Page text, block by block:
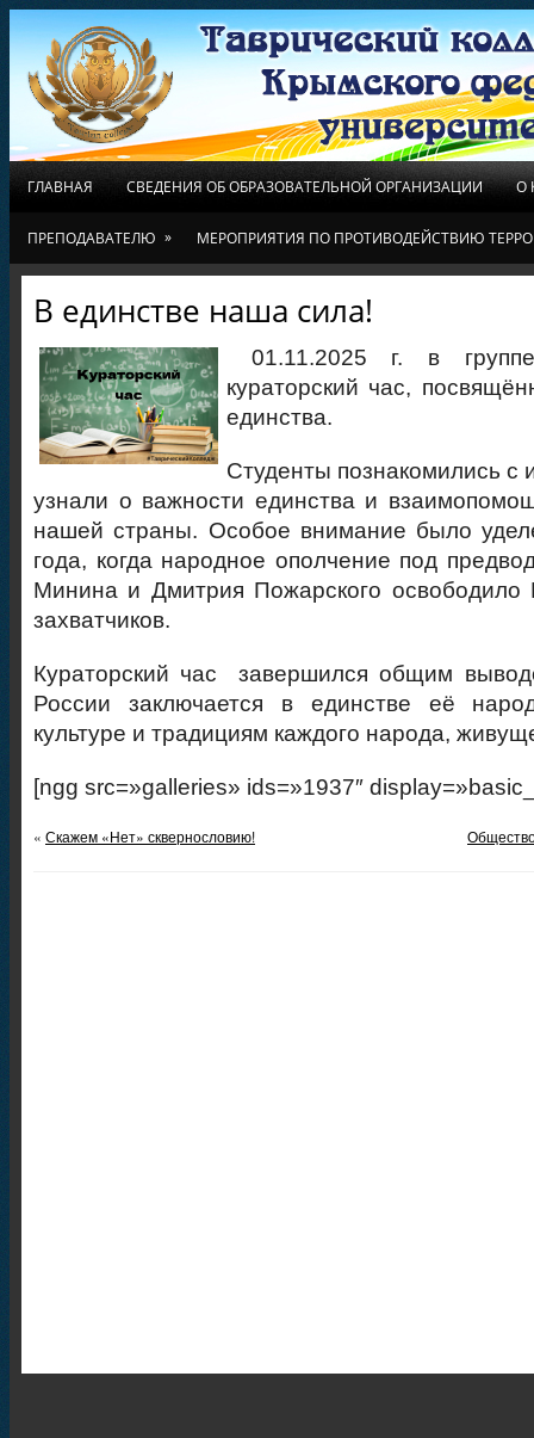
ГЛАВНАЯ СВЕДЕНИЯ ОБ ОБРАЗОВАТЕЛЬНОЙ ОРГАНИЗАЦИИ О
ПРЕПОДАВАТЕЛЮ » МЕРОПРИЯТИЯ ПО ПРОТИВОДЕЙСТВИЮ
В единстве наша сила!
01.11.2025 г. в
кураторский час,
единства.
Студенты познакомились с
узнали о важности единства и
нашей страны. Особое внимание было
года, когда народное ополчение под
Минина и Дмитрия Пожарского освободило
захватчиков.
Кураторский час
завершился общим
России заключается в единстве её
культуре и традициям каждого народа,
[ngg src=»galleries» ids=»1937″
« Скажем «Нет» сквернословию!